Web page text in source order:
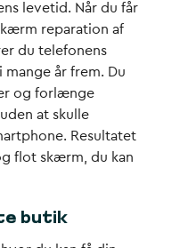
levetid. Når du får
reparation af
du telefonens
år frem. Du
og forlænge
at skulle
Resultatet
flot skærm, du kan
butik